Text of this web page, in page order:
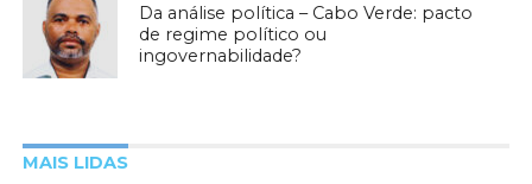
Da análise política – Cabo Verde: pacto
de regime político ou
ingovernabilidade?
MAIS LIDAS